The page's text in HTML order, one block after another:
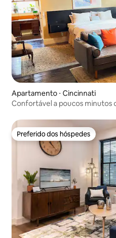
Apartamento ⋅ Cincinnati
Confortável a poucos minutos
Preferido dos hóspedes
Preferido dos hóspedes